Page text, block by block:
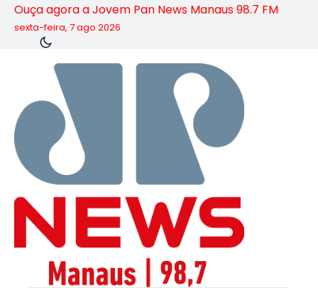
Ouça agora a Jovem Pan News Manaus 98.7 FM
sexta-feira, 7 ago 2026